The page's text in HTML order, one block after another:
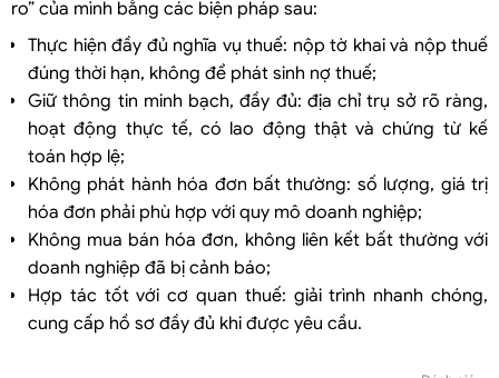
ro” của mình bằng các biện pháp sau:
Thực hiện đầy đủ nghĩa vụ thuế: nộp tờ khai và nộp thuế
đúng thời hạn, không để phát sinh nợ thuế;
Giữ thông tin minh bạch, đầy đủ: địa chỉ trụ sở rõ ràng,
hoạt động thực tế, có lao động thật và chứng từ kế
toán hợp lệ;
Không phát hành hóa đơn bất thường: số lượng, giá trị
hóa đơn phải phù hợp với quy mô doanh nghiệp;
Không mua bán hóa đơn, không liên kết bất thường với
doanh nghiệp đã bị cảnh báo;
Hợp tác tốt với cơ quan thuế: giải trình nhanh chóng,
cung cấp hồ sơ đầy đủ khi được yêu cầu.